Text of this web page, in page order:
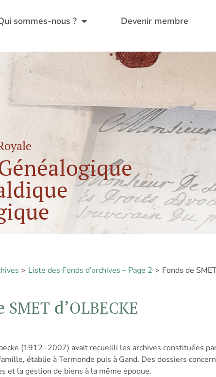
sommes-nous ? Devenir membre
Liste des Fonds d’archives – Page 2 Fonds de
SMET d’OLBECKE
(1912 – 2007) avait recueilli les archives constituées
établie à Termonde puis à Gand. Des dossiers
et la gestion de biens à la même époque.